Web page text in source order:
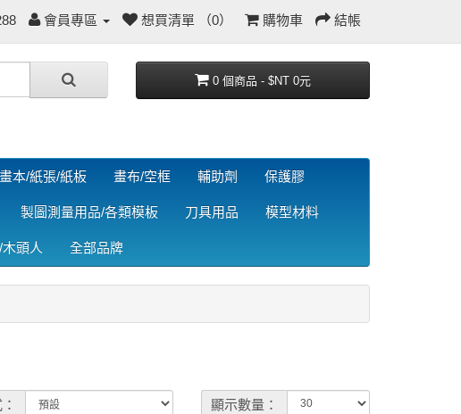
會員專區 想買清單 （0） 購物車 結帳
0 個商品 - $NT 0元
本/紙張/紙板 畫布/空框 輔助劑 保護膠
製圖測量用品/各類模板 刀具用品 模型材料
頭人 全部品牌
顯示數量：